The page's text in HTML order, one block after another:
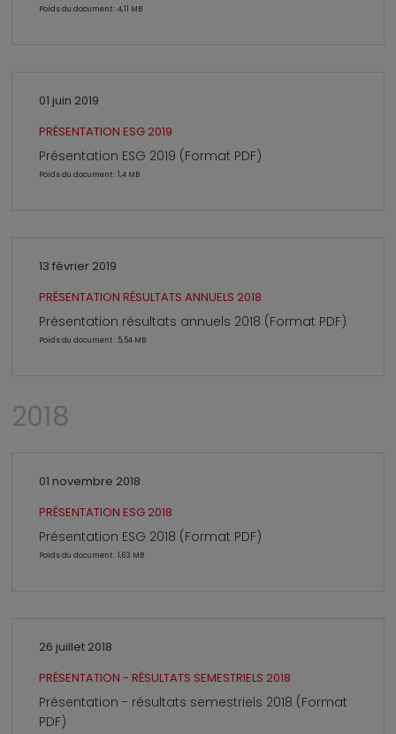
Poids du document : 4,11 MB
01 juin 2019
PRÉSENTATION ESG 2019
Présentation ESG 2019 (Format PDF)
Poids du document : 1,4 MB
13 février 2019
PRÉSENTATION RÉSULTATS ANNUELS 2018
Présentation résultats annuels 2018 (Format PDF)
Poids du document : 5,54 MB
2018
01 novembre 2018
PRÉSENTATION ESG 2018
Présentation ESG 2018 (Format PDF)
Poids du document : 1,63 MB
26 juillet 2018
PRÉSENTATION - RÉSULTATS SEMESTRIELS 2018
Présentation - résultats semestriels 2018 (Format
PDF)